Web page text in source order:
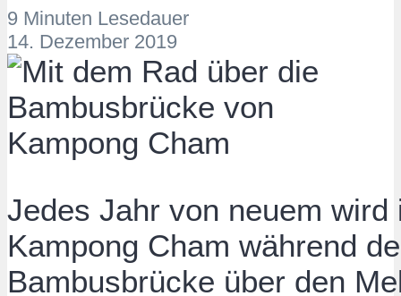
9 Minuten Lesedauer
14. Dezember 2019
Jedes Jahr von neuem
Kampong Cham während
Bambusbrücke über den